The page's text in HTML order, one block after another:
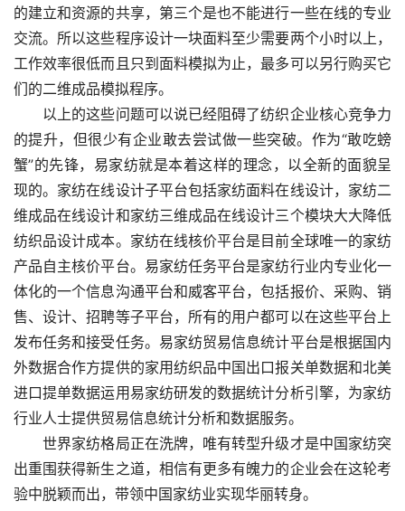
的建立和资源的共享，第三个是也不能进行一些在线的专业
交流。所以这些程序设计一块面料至少需要两个小时以上，
工作效率很低而且只到面料模拟为止，最多可以另行购买它
们的二维成品模拟程序。
以上的这些问题可以说已经阻碍了纺织企业核心竞争力
的提升，但很少有企业敢去尝试做一些突破。作为“敢吃螃
蟹”的先锋，易家纺就是本着这样的理念，以全新的面貌呈
现的。家纺在线设计子平台包括家纺面料在线设计，家纺二
维成品在线设计和家纺三维成品在线设计三个模块大大降低
纺织品设计成本。家纺在线核价平台是目前全球唯一的家纺
产品自主核价平台。易家纺任务平台是家纺行业内专业化一
体化的一个信息沟通平台和威客平台，包括报价、采购、销
售、设计、招聘等子平台，所有的用户都可以在这些平台上
发布任务和接受任务。易家纺贸易信息统计平台是根据国内
外数据合作方提供的家用纺织品中国出口报关单数据和北美
进口提单数据运用易家纺研发的数据统计分析引擎，为家纺
行业人士提供贸易信息统计分析和数据服务。
世界家纺格局正在洗牌，唯有转型升级才是中国家纺突
出重围获得新生之道，相信有更多有魄力的企业会在这轮考
验中脱颖而出，带领中国家纺业实现华丽转身。